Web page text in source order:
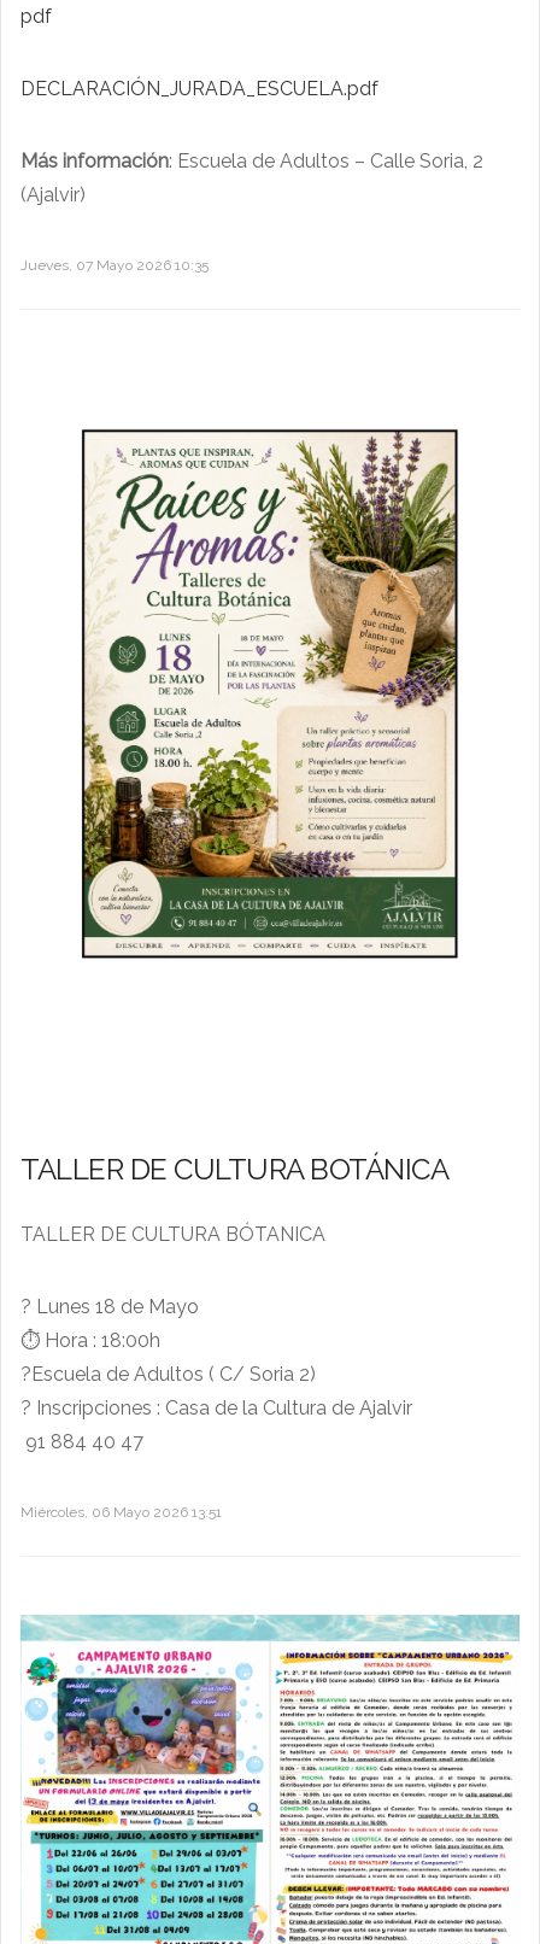
pdf
DECLARACIÓN_JURADA_ESCUELA.pdf
Más información: Escuela de Adultos – Calle Soria, 2
(Ajalvir)
Jueves, 07 Mayo 2026 10:35
TALLER DE CULTURA BOTÁNICA
TALLER DE CULTURA BÓTANICA
? Lunes 18 de Mayo
⏱️ Hora : 18:00h
?Escuela de Adultos ( C/ Soria 2)
? Inscripciones : Casa de la Cultura de Ajalvir
91 884 40 47
Miércoles, 06 Mayo 2026 13:51